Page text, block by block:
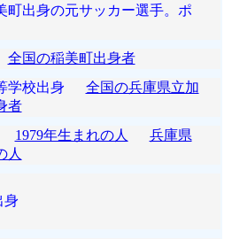
町出身の元サッカー選手。ポ
全国の稲美町出身者
学校出身 全国の兵庫県立加
者
1979年生まれの人
兵庫県
人